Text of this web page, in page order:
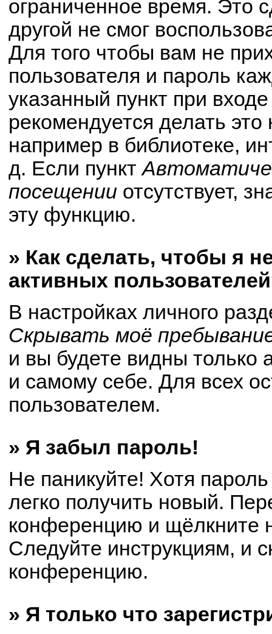
ограниченное время. Это
другой не смог
Для того чтобы вам не
пользователя и пароль
указанный пункт при
рекомендуется делать
например в библиотеке,
д. Если пункт
посещении отсутствует,
эту функцию.
» Как сделать, чтобы я
активных
В настройках личного
Скрывать моё
и вы будете видны только
и самому себе. Для всех
пользователем.
» Я забыл пароль!
Не паникуйте! Хотя
легко получить новый.
конференцию и щёлкните
Следуйте инструкциям, и
конференцию.
» Я только что